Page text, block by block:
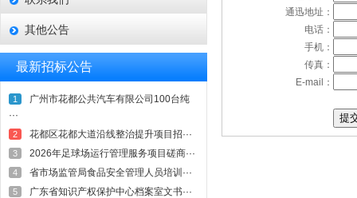
其他公告
最新招标公告
1
广州市花都公共汽车有限公司100台纯
···
2 花都区花都大道沿线整治提升项目招···
3 2026年足球场运行管理服务项目磋商···
4 省市场监管局食品安全管理人员培训···
5 广东省知识产权保护中心档案室文书···
通迅地址：
电话：
手机：
传真：
E-mail：